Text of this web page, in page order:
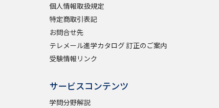
個人情報取扱規定
特定商取引表記
お問合せ先
テレメール進学カタログ 訂正のご案内
受験情報リンク
サービスコンテンツ
学問分野解説